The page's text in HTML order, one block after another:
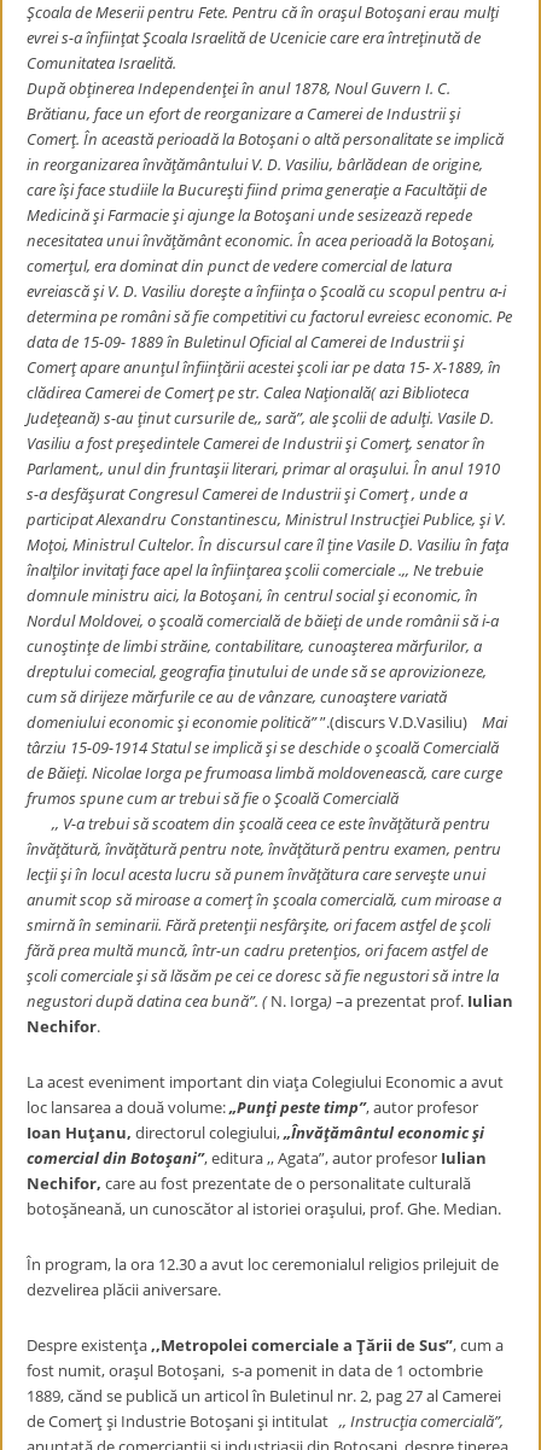
Şcoala de Meserii pentru Fete. Pentru că în oraşul Botoşani erau mulţi
evrei s-a înfiinţat Şcoala Israelită de Ucenicie care era întreţinută de
ComunitateaIsraelită.
După obţinerea Independenţei în anul 1878, Noul Guvern I. C.
Brătianu, face un efort de reorganizare a Camerei de Industrii şi
Comerţ. În această perioadă la Botoşani o altă personalitate se implică
in reorganizarea învăţământului V. D. Vasiliu, bârlădean de origine,
care îşi face studiile la Bucureşti fiind prima generaţie a Facultăţii de
Medicină şi Farmacie şi ajunge la Botoşani unde sesizează repede
necesitatea unui învăţământ economic. În acea perioadă la Botoşani,
comerţul, era dominat din punct de vedere comercial de latura
evreiască şi V. D. Vasiliu doreşte a înfiinţa o Şcoală cu scopul pentru a-i
determina pe români să fie competitivi cu factorul evreiesc economic. Pe
data de 15-09- 1889 în Buletinul Oficial al Camerei de Industrii şi
Comerţ apare anunţul înfiinţării acestei şcoli iar pe data 15- X-1889, în
clădirea Camerei de Comerţ pe str. Calea Naţională( azi Biblioteca
Judeţeană) s-au ţinut cursurile de,, sară”, ale şcolii de adulţi. Vasile D.
Vasiliu a fost preşedintele Camerei de Industrii şi Comerţ, senator în
Parlament,, unul din fruntaşii literari, primar al oraşului. În anul 1910
s-a desfăşurat Congresul Camerei de Industrii şi Comerţ , unde a
participat Alexandru Constantinescu, Ministrul Instrucţiei Publice, şi V.
Moţoi, Ministrul Cultelor. În discursul care îl ţine Vasile D. Vasiliu în faţa
înalţilor invitaţi face apel la înfiinţarea şcolii comerciale .,, Ne trebuie
domnule ministru aici, la Botoşani, în centrul social şi economic, în
Nordul Moldovei, o şcoală comercială de băieţi de unde românii să i-a
cunoştinţe de limbi străine, contabilitare, cunoaşterea mărfurilor, a
dreptului comecial, geografia ţinutului de unde să se aprovizioneze,
cum să dirijeze mărfurile ce au de vânzare, cunoaştere variată
domeniului economic şi economie politică””.(discurs V.D.Vasiliu)
Mai
târziu 15-09-1914 Statul se implică şi se deschide o şcoală Comercială
de Băieţi. Nicolae Iorga pe frumoasa limbă moldovenească, care curge
frumos spune cum ar trebui să fie o Şcoală Comercială
,, V-a trebui să scoatem din şcoală ceea ce este învăţătură pentru
învăţătură, învăţătură pentru note, învăţătură pentru examen, pentru
lecţii şi în locul acesta lucru să punem învăţătura care serveşte unui
anumit scop să miroase a comerţ în şcoala comercială, cum miroase a
smirnă în seminarii. Fără pretenţii nesfârşite, ori facem astfel de şcoli
fără prea multă muncă, într-un cadru pretenţios, ori facem astfel de
şcoli comerciale şi să lăsăm pe cei ce doresc să fie negustori să intre la
negustori după datina cea bună”. (N. Iorga)–a prezentat prof. Iulian
Nechifor.
La acest eveniment important din viaţa Colegiului Economic a avut
loc lansarea a două volume:„Punţi peste timp”, autor profesor
Ioan Huţanu, directorul colegiului,„Învăţământul economic şi
comercial din Botoşani”, editura ,, Agata”, autor profesor Iulian
Nechifor, care au fost prezentate de o personalitate culturală
botoşăneană, un cunoscător al istoriei oraşului, prof. Ghe. Median.
În program, la ora 12.30 a avut loc ceremonialul religios prilejuit de
dezvelirea plăcii aniversare.
Despre existenţa,,Metropolei comerciale a Ţării de Sus”, cum a
fost numit, oraşul Botoşani, s-a pomenit in data de 1 octombrie
1889, cănd se publică un articol în Buletinul nr. 2, pag 27 al Camerei
de Comerţ şi Industrie Botoşani şi intitulat ,, Instrucţia comercială”,